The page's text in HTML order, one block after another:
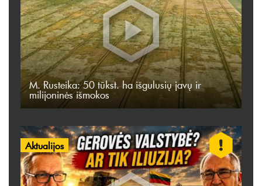
M. Rusteika: 50 tūkst. ha išgulusių javų ir
milijoninės išmokos
Aktualijos